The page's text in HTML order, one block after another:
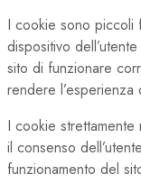
I cookie sono piccoli
dispositivo
sito di funzionare
rendere
I cookie
il consenso
funzionamento del